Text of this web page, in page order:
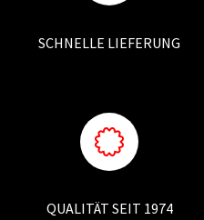
SCHNELLE LIEFERUNG
QUALITÄT SEIT 1974